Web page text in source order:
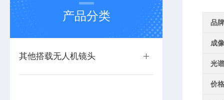
产品分类
其他搭载无人机镜头
品牌
成
光
价